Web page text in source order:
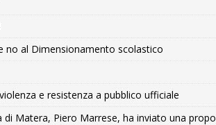
no al Dimensionamento scolastico
e resistenza a pubblico ufficiale
di Matera, Piero Marrese, ha inviato una